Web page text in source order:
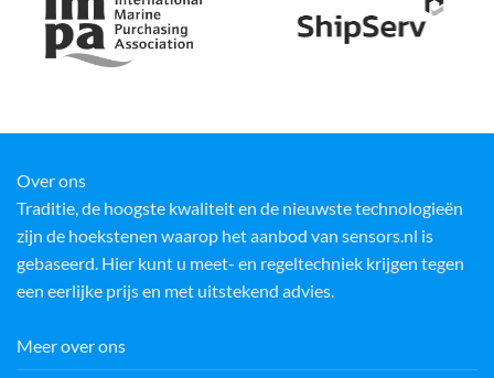
Over ons
Traditie, de hoogste kwaliteit en de nieuwste technologieën
zijn de hoekstenen waarop het aanbod van sensors.nl is
gebaseerd. Hier kunt u meet- en regeltechniek krijgen tegen
een eerlijke prijs en met uitstekend advies.
Meer over ons